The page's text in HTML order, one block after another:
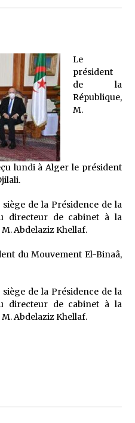
je vais tomber ! »
delà
récit du Sud
dans le désert (Un conte
Le
président
de la
République,
M.
lundi à Alger le président
siège de la Présidence de la
directeur de cabinet à la
Abdelaziz Khellaf.
du Mouvement El-Binaâ,
siège de la Présidence de la
directeur de cabinet à la
Abdelaziz Khellaf.